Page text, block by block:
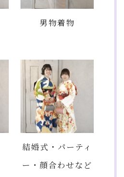
男物着物
結婚式・パーティ
ー・顔合わせなど